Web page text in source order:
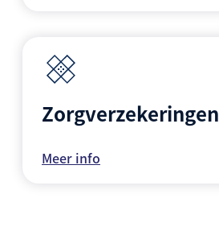
Zorgverzekeringen
Meer info